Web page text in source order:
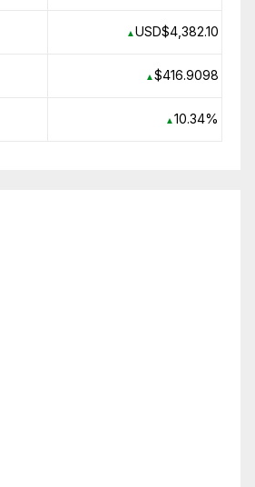
▲USD$4,382.10
▲$416.9098
▲10.34%